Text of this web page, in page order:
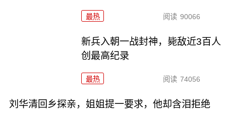
最热 阅读 90066
新兵入朝一战封神，毙敌近3百人
创最高纪录
最热 阅读 74056
刘华清回乡探亲，姐姐提一要求，他却含泪拒绝